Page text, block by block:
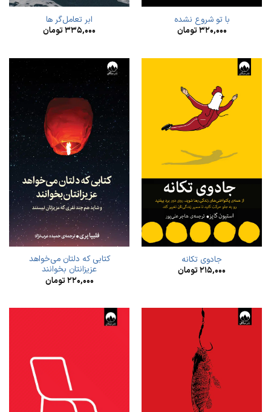
با تو شروع نشده
۳۲۰,۰۰۰تومان
ابر تعامل‌گر ها
۳۳۵,۰۰۰تومان
جادوی تکانه
۲۱۵,۰۰۰تومان
کتابی که دلتان می‌خواهد
عزیزانتان بخوانند
۲۲۰,۰۰۰تومان